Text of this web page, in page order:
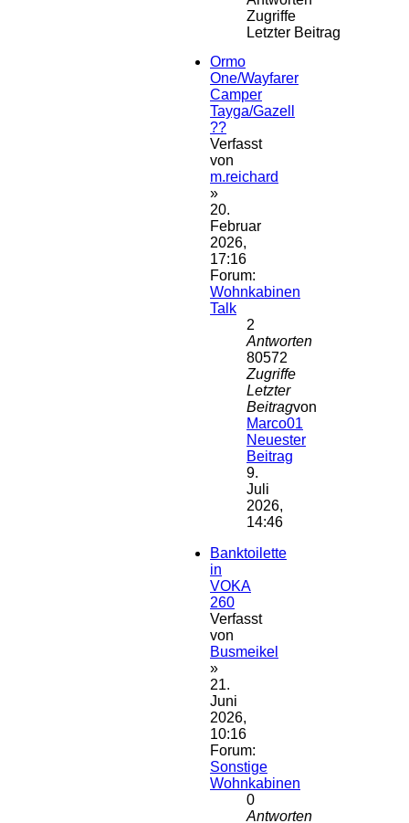
Zugriffe
Letzter Beitrag
Ormo
One/Wayfarer
Camper
Tayga/Gazell
??
Verfasst
von
m.reichard
»
20.
Februar
2026,
17:16
Forum:
Wohnkabinen
Talk
2
Antworten
80572
Zugriffe
Letzter
Beitragvon
Marco01
Neuester
Beitrag
9.
Juli
2026,
14:46
Banktoilette
in
VOKA
260
Verfasst
von
Busmeikel
»
21.
Juni
2026,
10:16
Forum:
Sonstige
Wohnkabinen
0
Antworten